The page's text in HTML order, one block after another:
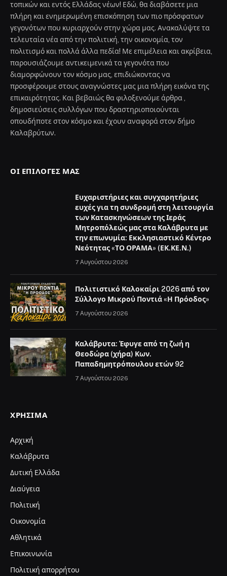
τοπικών και εντός Ελλάδας νέων! Εδώ, θα διαβάσετε μια
πλήρη και ενημερωμένη επισκόπηση των πιο πρόσφατων
γεγονότων που κυριαρχούν στην χώρα μας. Ανακαλύψτε τα
τελευταία νέα από την πολιτική, την οικονομία, τον
πολιτισμό και πολλά άλλα πεδία! Με επιμέλεια και ακρίβεια,
παρουσιάζουμε αντικειμενικά τα γεγονότα που
διαμορφώνουν τον κόσμο μας, επιδιώκοντας να
προσφέρουμε στους αναγνώστες μας μια πλήρη εικόνα της
επικαιρότητας. Και βεβαιώς θα φιλοξενούμε άρθρα ,
δημοσιεύσεις συλλόγων που δραστηριοποιούνται
οπουδήποτε στον κόσμο και έχουν αναφορά στον δήμο
Καλαβρύτων.
ΟΙ ΕΠΙΛΟΓΈΣ ΜΑΣ
Ευχαριστήριες και συγχαρητήριες
ευχές για τη συνδρομή στη λειτουργία
των Κατασκηνώσεων της Ιεράς
Μητροπόλεώς μας στα Καλάβρυτα με
την επωνυμία: Εκκλησιαστικό Κέντρο
Νεότητας «ΤΟ ΟΡΑΜΑ» (ΕΚ.ΚΕ.Ν.)
7 Αυγούστου 2026
Πολιτιστικό Καλοκαίρι 2026 από τον
Σύλλογο Μικρού Ποντιά «Η Πρόοδος»
7 Αυγούστου 2026
Καλάβρυτα: Έφυγε από τη ζωή η
Θεοδώρα (χήρα) Κων.
Παπαδημητρόπουλου ετών 92
7 Αυγούστου 2026
ΧΡΉΣΙΜΑ
Αρχική
Καλάβρυτα
Δυτική Ελλάδα
Διαύγεια
Πολιτική
Οικονομία
Αθλητικά
Επικοινωνία
Πολιτική απορρήτου